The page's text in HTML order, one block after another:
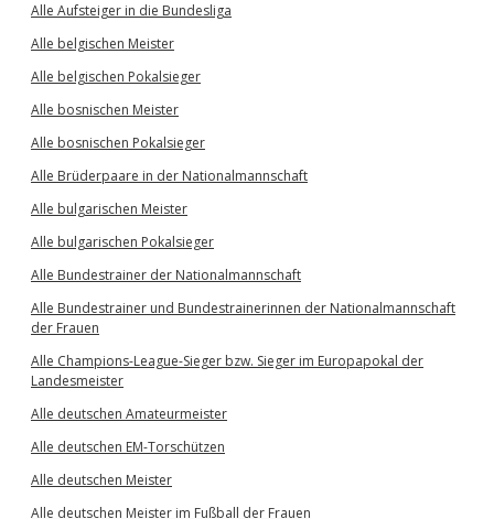
Alle Aufsteiger in die Bundesliga
Alle belgischen Meister
Alle belgischen Pokalsieger
Alle bosnischen Meister
Alle bosnischen Pokalsieger
Alle Brüderpaare in der Nationalmannschaft
Alle bulgarischen Meister
Alle bulgarischen Pokalsieger
Alle Bundestrainer der Nationalmannschaft
Alle Bundestrainer und Bundestrainerinnen der Nationalmannschaft
der Frauen
Alle Champions-League-Sieger bzw. Sieger im Europapokal der
Landesmeister
Alle deutschen Amateurmeister
Alle deutschen EM-Torschützen
Alle deutschen Meister
Alle deutschen Meister im Fußball der Frauen